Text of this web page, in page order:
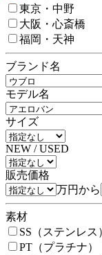
東京・中野
大阪・心斎橋
福岡・天神
ブランド名
モデル名
サイズ
NEW / USED
販売価格
万円から
素材
SS（ステンレス
PT（プラチナ）